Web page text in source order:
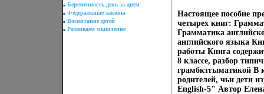
Беременность день за днем
Федеральные законы
Воспитание детей
Развиваем мышление
Настоящее пособие
четырех книг:
Грамматика
английского языка
работы Книга
8 классе, разбор
грамбктгыматикой В
родителей, чьи дети
English-5" Автор